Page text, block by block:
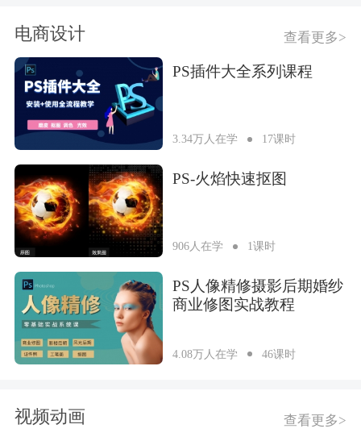
电商设计 查看更多>
PS插件大全系列课程
3.34万人在学 17课时
PS-火焰快速抠图
906人在学 1课时
PS人像精修摄影后期婚纱
商业修图实战教程
4.08万人在学 46课时
视频动画 查看更多>